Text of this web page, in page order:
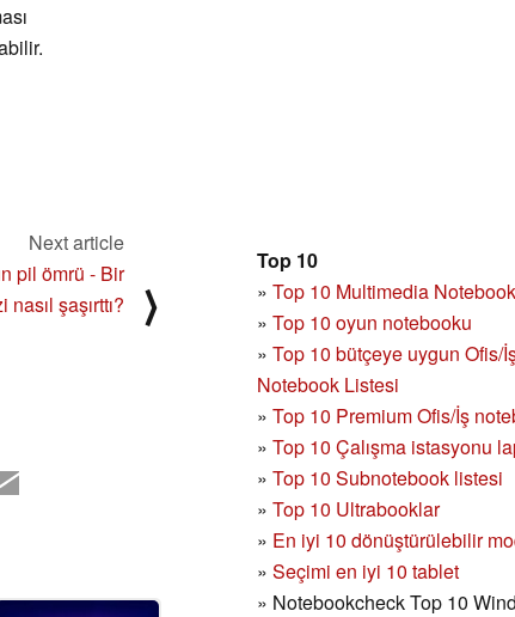
Top 10
» Top 10 Multimedia
» Top 10 oyun notebooku
» Top 10 bütçeye uygun Ofis/
Notebook Listesi
» Top 10 Premium Ofis/İş
» Top 10 Çalışma istasyonu
» Top 10 Subnotebook listesi
» Top 10 Ultrabooklar
» En iyi 10 dönüştürülebilir
» Seçimi en iyi 10 tablet
» Notebookcheck Top 10
Next article
pil ömrü - Bir
nasıl şaşırttı?
⟩